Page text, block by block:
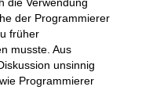
der Programmierer
früher
musste. Aus
unsinnig
Programmierer